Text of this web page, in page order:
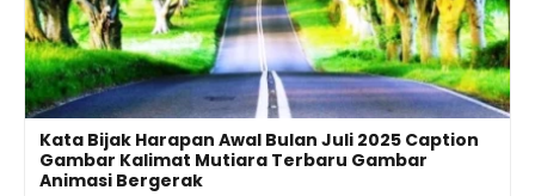
Kata Bijak Harapan Awal Bulan Juli 2025 Caption
Gambar Kalimat Mutiara Terbaru Gambar
Animasi Bergerak